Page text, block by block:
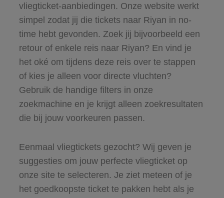
vliegticket-aanbiedingen. Onze website werkt
simpel zodat jij die tickets naar Riyan in no-
time hebt gevonden. Zoek jij bijvoorbeeld een
retour of enkele reis naar Riyan? En vind je
het oké om tijdens deze reis over te stappen
of kies je alleen voor directe vluchten?
Gebruik de handige filters in onze
zoekmachine en je krijgt alleen zoekresultaten
die bij jouw voorkeuren passen.
Eenmaal vliegtickets gezocht? Wij geven je
suggesties om jouw perfecte vliegticket op
onze site te selecteren. Je ziet meteen of je
het goedkoopste ticket te pakken hebt als je